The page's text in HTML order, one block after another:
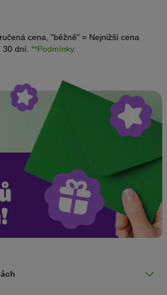
cena, "běžně" = Nejnižší cena
dní. **Podmínky.